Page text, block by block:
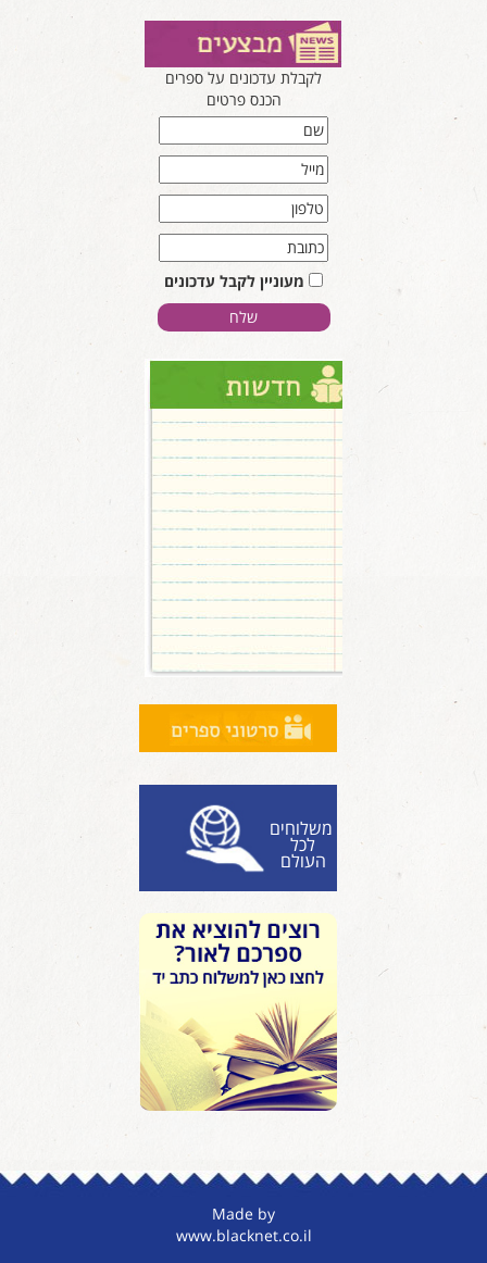
לקבלת עדכונים על ספרים
הכנס פרטים
מעוניין לקבל עדכונים
משלוחים
לכל
העולם
Made by
www.blacknet.co.il